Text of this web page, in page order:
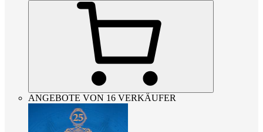
ANGEBOTE VON 16 VERKÄUFER